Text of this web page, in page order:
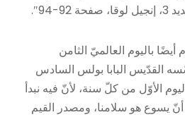
94″.
باليوم العالميّ الثامن
القدّيس البابا بولس السادس
في اليوم الأوّل من كلّ سنة، لأنّ فيه نبدأ
يسوع هو سلامنا، ومصدر القيم